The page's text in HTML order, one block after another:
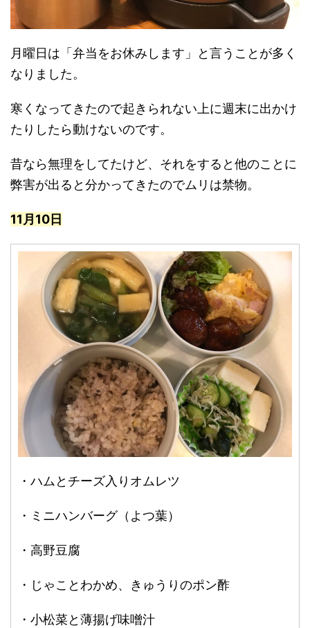
月曜日は「弁当をお休みします」と言うことが多く
なりました。
寒くなってきたので起きられない上に週末に出かけ
たりしたら動けないのです。
昔なら無理をしてたけど、それをすると他のことに
弊害が出ると分かってきたのでムリは禁物。
11月10日
・ハムとチーズ入りオムレツ
・ミニハンバーグ（よつ葉）
・高野豆腐
・じゃことわかめ、きゅうりのポン酢
・小松菜と薄揚げ味噌汁